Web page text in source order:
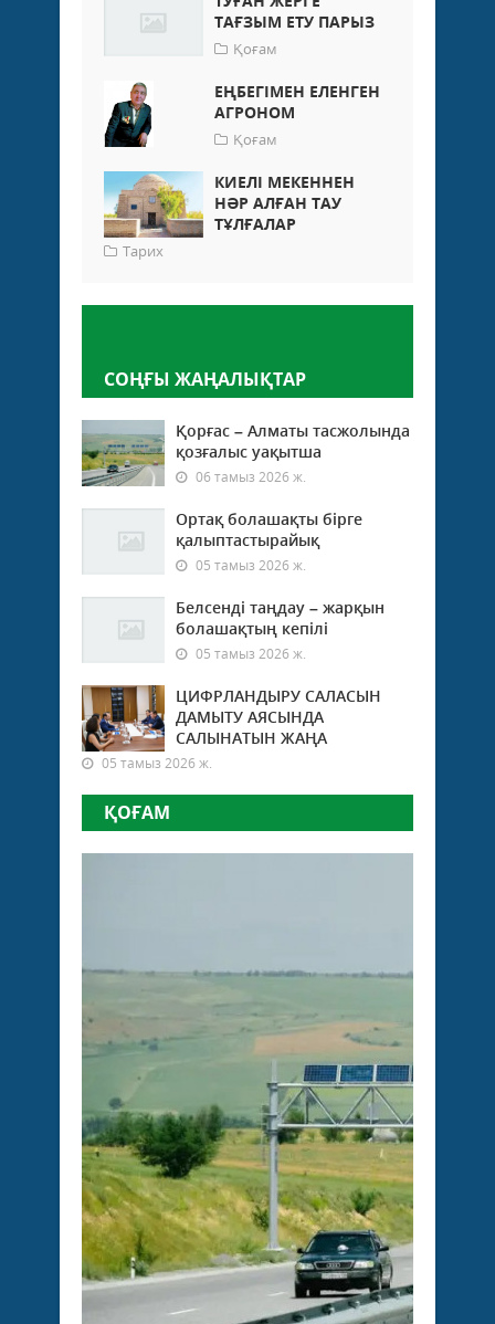
ТАҒЗЫМ ЕТУ ПАРЫЗ
Қоғам
ЕҢБЕГІМЕН ЕЛЕНГЕН
АГРОНОМ
Қоғам
КИЕЛІ МЕКЕННЕН
НӘР АЛҒАН ТАУ
ТҰЛҒАЛАР
Тарих
СОҢҒЫ ЖАҢАЛЫҚТАР
Қорғас – Алматы тасжолында
қозғалыс уақытша
06 тамыз 2026 ж.
Ортақ болашақты бірге
қалыптастырайық
05 тамыз 2026 ж.
Белсенді таңдау – жарқын
болашақтың кепілі
05 тамыз 2026 ж.
ЦИФРЛАНДЫРУ САЛАСЫН
ДАМЫТУ АЯСЫНДА
САЛЫНАТЫН ЖАҢА
05 тамыз 2026 ж.
ҚОҒАМ